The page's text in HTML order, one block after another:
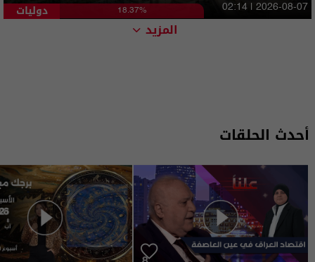
دوليات 18.37% 02:14 | 2026-08-07
المزيد
أحدث الحلقات